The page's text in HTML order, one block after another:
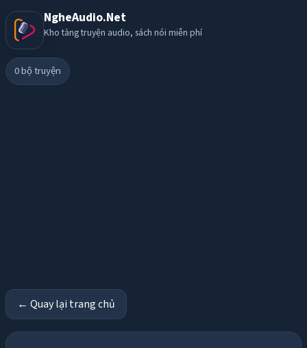
NgheAudio.Net
Kho tàng truyện audio, sách nói miễn phí
0bộ truyện
← Quay lại trang chủ